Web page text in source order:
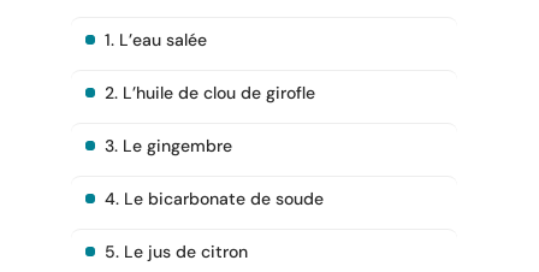
1. L’eau salée
2. L’huile de clou de girofle
3. Le gingembre
4. Le bicarbonate de soude
5. Le jus de citron